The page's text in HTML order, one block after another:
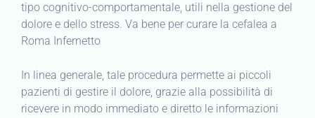
tipo cognitivo-comportamentale, utili nella gestione del
dolore e dello stress. Va bene per curare la cefalea a
Roma Infernetto
In linea generale, tale procedura permette ai piccoli
pazienti di gestire il dolore, grazie alla possibilità di
ricevere in modo immediato e diretto le informazioni